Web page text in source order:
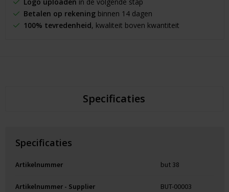
Betalen op rekeningbinnen 14 dagen
100% tevredenheid, kwaliteit boven kwantiteit
Specificaties
Specificaties
Artikelnummer but 38
Artikelnummer - Supplier BUT-00003